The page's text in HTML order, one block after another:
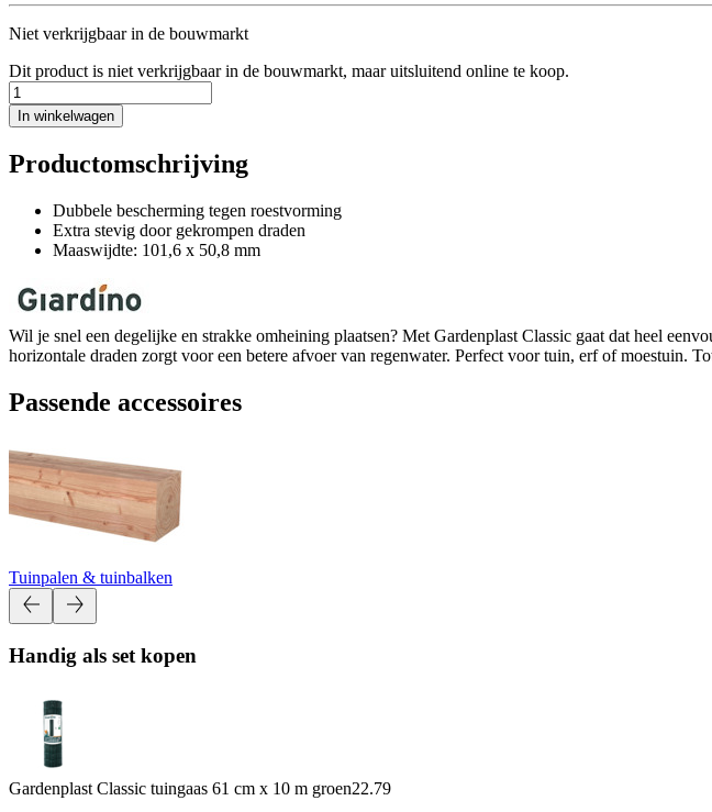
Niet verkrijgbaar in de bouwmarkt
Dit product is niet verkrijgbaar in de bouwmarkt, maar uitsluitend online te koop.
In winkelwagen
Productomschrijving
Dubbele bescherming tegen roestvorming
Extra stevig door gekrompen draden
Maaswijdte: 101,6 x 50,8 mm
Wil je snel een degelijke en strakke omheining plaatsen? Met Gardenplast Classic gaat dat heel
horizontale draden zorgt voor een betere afvoer van regenwater. Perfect voor tuin, erf of moestuin.
Passende accessoires
Tuinpalen & tuinbalken
Handig als set kopen
Gardenplast Classic tuingaas 61 cm x 10 m groen22.79